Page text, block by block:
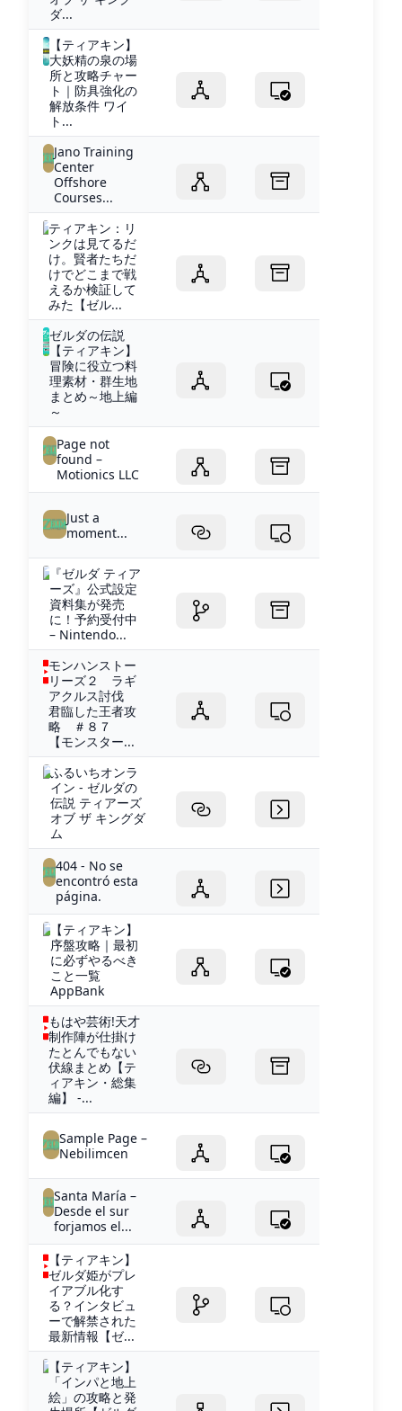
ダ...
【ティアキン】
大妖精の泉の場
所と攻略チャー
ト｜防具強化の
解放条件 ワイ
ト...
Jano Training
Center
Offshore
Courses...
ティアキン：リ
ンクは見てるだ
け。賢者たちだ
けでどこまで戦
えるか検証して
みた【ゼル...
ゼルダの伝説
【ティアキン】
冒険に役立つ料
理素材・群生地
まとめ～地上編
～
Page not
found –
Motionics LLC
Just a
moment...
『ゼルダ ティア
ーズ』公式設定
資料集が発売
に！予約受付中
– Nintendo...
モンハンストー
リーズ２ ラギ
アクルス討伐
君臨した王者攻
略 ＃８７
【モンスター...
ふるいちオンラ
イン - ゼルダの
伝説 ティアーズ
オブ ザ キングダ
ム
404 - No se
encontró esta
página.
【ティアキン】
序盤攻略｜最初
に必ずやるべき
こと一覧
AppBank
もはや芸術!天才
制作陣が仕掛け
たとんでもない
伏線まとめ【テ
ィアキン・総集
編】 -...
Sample Page –
Nebilimcen
Santa María –
Desde el sur
forjamos el...
【ティアキン】
ゼルダ姫がプレ
イアブル化す
る？インタビュ
ーで解禁された
最新情報【ゼ...
【ティアキン】
「インパと地上
絵」の攻略と発